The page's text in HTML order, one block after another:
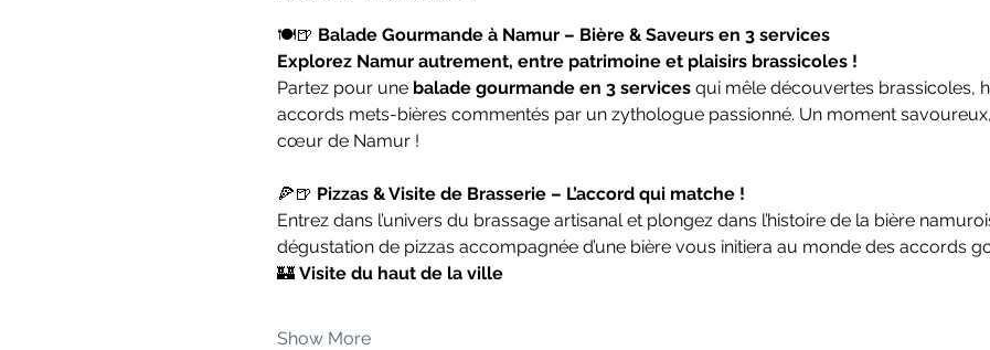
🍽️🍺 Balade Gourmande à Namur – Bière & Saveurs en 3 services
Explorez Namur autrement, entre patrimoine et plaisirs brassicoles !
Partez pour une balade gourmande en 3 services qui mêle découvertes brassicoles,
accords mets-bières commentés par un zythologue passionné. Un moment
cœur de Namur !
🍕🍺 Pizzas & Visite de Brasserie – L’accord qui matche !
Entrez dans l’univers du brassage artisanal et plongez dans l’histoire de la bière
dégustation de pizzas accompagnée d’une bière vous initiera au monde des accords
🏰 Visite du haut de la ville
Show More